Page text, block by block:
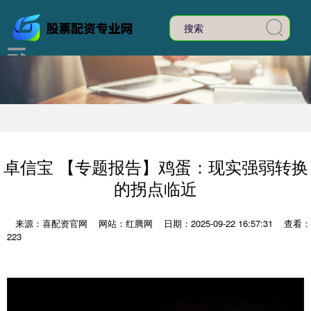
卓信宝 【专题报告】鸡蛋：现实强弱转换
的拐点临近
来源：喜配资官网 网站：红腾网 日期：2025-09-22 16:57:31
查看：
223